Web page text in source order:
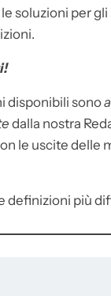
soluzioni per
disponibili sono
dalla nostra
le uscite delle
definizioni più